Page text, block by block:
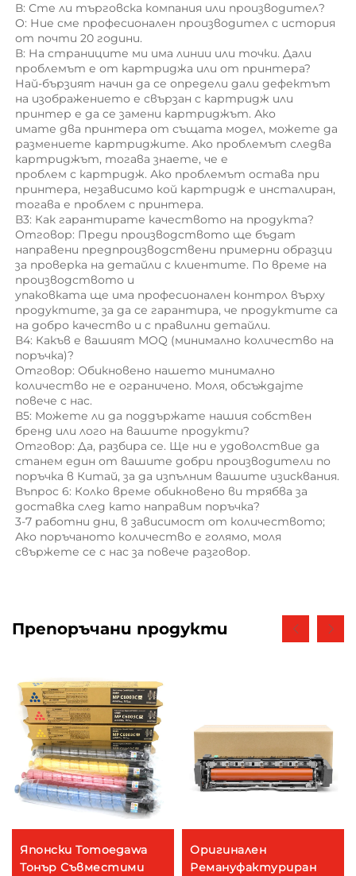
В: Сте ли търговска компания или производител?
O: Ние сме професионален производител с история
от почти 20 години.
В: На страниците ми има линии или точки. Дали
проблемът е от картриджa или от принтерa?
Най-бързият начин да се определи дали дефектът
на изображението е свързан с картридж или
принтер е да се замени картриджът. Ако
имате два принтера от същата модел, можете да
размениете картриджите. Ако проблемът следва
картриджът, тогава знаете, че е
проблем с картридж. Ако проблемът остава при
принтера, независимо кой картридж е инсталиран,
тогава е проблем с принтера.
В3: Как гарантирате качеството на продукта?
Отговор: Преди производството ще бъдат
направени предпроизводствени примерни образци
за проверка на детайли с клиентите. По време на
производството и
упаковката ще има професионален контрол върху
продуктите, за да се гарантира, че продуктите са
на добро качество и с правилни детайли.
В4: Какъв е вашият MOQ (минимално количество на
поръчка)?
Отговор: Обикновено нашето минимално
количество не е ограничено. Моля, обсъждајте
повече с нас.
В5: Можете ли да поддържате нашия собствен
бренд или лого на вашите продукти?
Отговор: Да, разбира се. Ще ни е удоволствие да
станем един от вашите добри производители по
Въпрос 6: Колко време обикновено ви трябва за
доставка след като направим поръчка?
3-7 работни дни, в зависимост от количеството;
Ако поръчаното количество е голямо, моля
свържете се с нас за повече разговор.
Препоръчани продукти
Японски Tomoegawa
Тонър Съвместими
Оригинален
Ремануфактуриран